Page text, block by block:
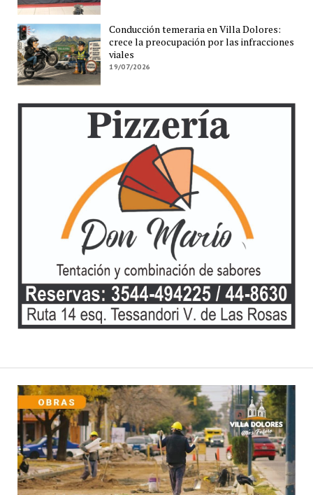
Conducción temeraria en Villa Dolores:
crece la preocupación por las infracciones
viales
19/07/2026